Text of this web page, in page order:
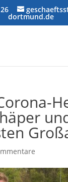
dortmund.de